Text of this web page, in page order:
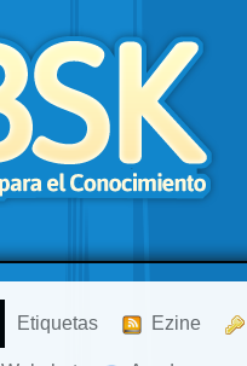
Etiquetas Ezine